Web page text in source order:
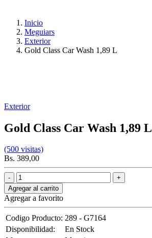
Inicio
Meguiars
Exterior
Gold Class Car Wash 1,89 L
Exterior
Gold Class Car Wash 1,89 L
(500 visitas)
Bs. 389,00
Agregar al carrito
Agregar a favorito
Codigo Producto: 289 - G7164
Disponibilidad:
En Stock